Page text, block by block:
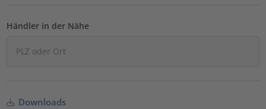
Händler in der Nähe
Downloads